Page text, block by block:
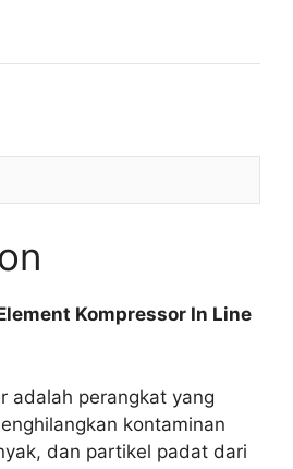
Kompressor In Line
adalah perangkat yang
kontaminan
dan partikel padat dari